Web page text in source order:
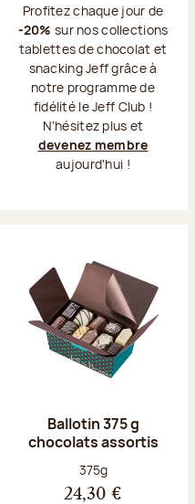
Profitez chaque jour de
-20% sur nos collections
tablettes de chocolat et
snacking Jeff grâce à
notre programme de
fidélité le Jeff Club !
N'hésitez plus et
devenez membre
aujourd'hui !
Ballotin 375 g
chocolats assortis
Poids net :
375g
24,30 €